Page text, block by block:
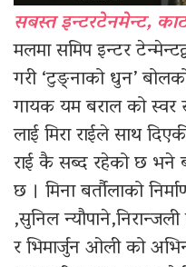
सबस्त इन्टरटेनमेन्ट,
मलमा समिप इन्टर
गरी ‘टुङ्नाको धुन’
गायक यम बराल को स्वर
लाई मिरा राईले साथ
राई कै सब्द रहेको छ भने
छ । मिना बर्तौलाको
,सुनिल
र भिमार्जुन ओली को